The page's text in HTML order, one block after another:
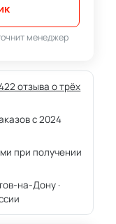
менеджер
отзыва о трёх
с 2024
при получении
на-Дону ·